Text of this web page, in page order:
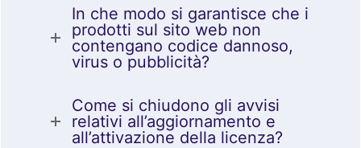
In che modo si garantisce che i
prodotti sul sito web non
contengano codice dannoso,
virus o pubblicità?
Come si chiudono gli avvisi
relativi all’aggiornamento e
all’attivazione della licenza?